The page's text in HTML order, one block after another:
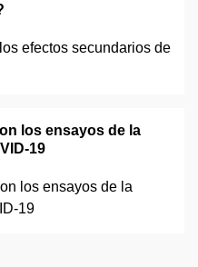
los ensayos de la
19